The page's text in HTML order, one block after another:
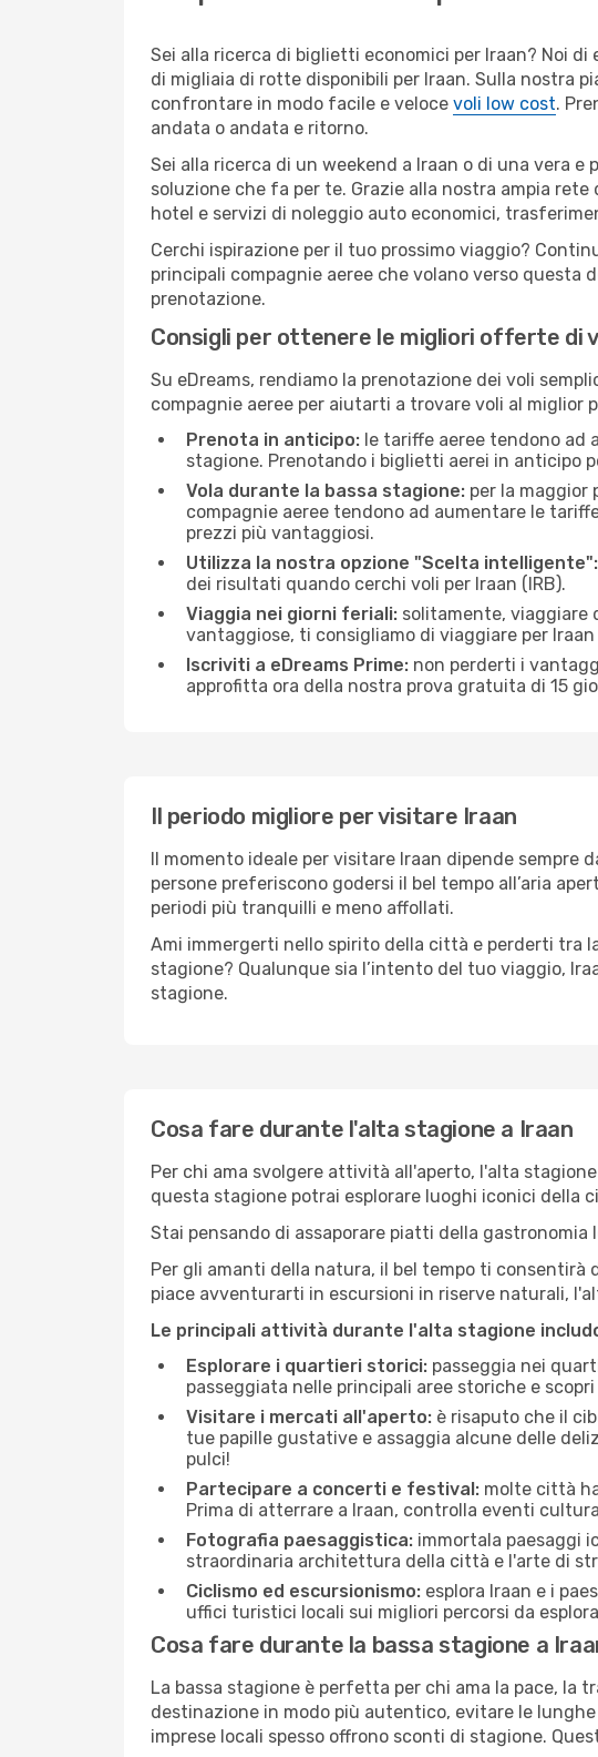
Sei alla ricerca di biglietti economici per Iraan? Noi
di migliaia di rotte disponibili per Iraan. Sulla nostra
confrontare in modo facile e veloce voli low cost.
andata o andata e ritorno.
Sei alla ricerca di un weekend a Iraan o di una vera
soluzione che fa per te. Grazie alla nostra ampia
hotel e servizi di noleggio auto economici,
Cerchi ispirazione per il tuo prossimo viaggio?
principali compagnie aeree che volano verso
prenotazione.
Consigli per ottenere le migliori offerte di
Su eDreams, rendiamo la prenotazione dei voli
compagnie aeree per aiutarti a trovare voli al miglior
Prenota in anticipo: le tariffe aeree tendono ad
stagione. Prenotando i biglietti aerei in anticipo
Vola durante la bassa stagione: per la maggior
compagnie aeree tendono ad aumentare le
prezzi più vantaggiosi.
Utilizza la nostra opzione "Scelta intelligente":
dei risultati quando cerchi voli per Iraan (IRB).
Viaggia nei giorni feriali: solitamente, viaggiare
vantaggiose, ti consigliamo di viaggiare per
Iscriviti a eDreams Prime: non perderti i
approfitta ora della nostra prova gratuita di 15
Il periodo migliore per visitare Iraan
Il momento ideale per visitare Iraan dipende
persone preferiscono godersi il bel tempo all’aria
periodi più tranquilli e meno affollati.
Ami immergerti nello spirito della città e perderti tra
stagione? Qualunque sia l’intento del tuo viaggio,
stagione.
Cosa fare durante l'alta stagione a Iraan
Per chi ama svolgere attività all'aperto, l'alta
questa stagione potrai esplorare luoghi iconici della
Stai pensando di assaporare piatti della
Per gli amanti della natura, il bel tempo ti consentirà
piace avventurarti in escursioni in riserve naturali,
Le principali attività durante l'alta stagione
Esplorare i quartieri storici: passeggia nei
passeggiata nelle principali aree storiche e
Visitare i mercati all'aperto: è risaputo che il
tue papille gustative e assaggia alcune delle
pulci!
Partecipare a concerti e festival: molte città
Prima di atterrare a Iraan, controlla eventi
Fotografia paesaggistica: immortala paesaggi
straordinaria architettura della città e l'arte di
Ciclismo ed escursionismo: esplora Iraan e i
uffici turistici locali sui migliori percorsi da
Cosa fare durante la bassa stagione a
La bassa stagione è perfetta per chi ama la pace, la
destinazione in modo più autentico, evitare le
imprese locali spesso offrono sconti di stagione.